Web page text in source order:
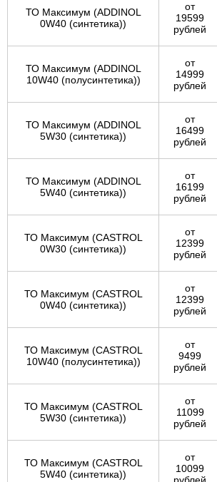
ТО Максимум (ADDINOL
0W40 (синтетика))
от
19599
рублей
ТО Максимум (ADDINOL
10W40 (полусинтетика))
от
14999
рублей
ТО Максимум (ADDINOL
5W30 (синтетика))
от
16499
рублей
ТО Максимум (ADDINOL
5W40 (синтетика))
от
16199
рублей
ТО Максимум (CASTROL
0W30 (синтетика))
от
12399
рублей
ТО Максимум (CASTROL
0W40 (синтетика))
от
12399
рублей
ТО Максимум (CASTROL
10W40 (полусинтетика))
от
9499
рублей
ТО Максимум (CASTROL
5W30 (синтетика))
от
11099
рублей
ТО Максимум (CASTROL
5W40 (синтетика))
от
10099